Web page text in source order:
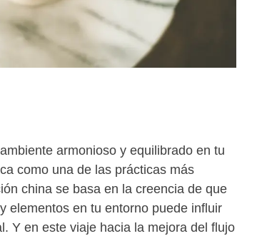
armonioso y equilibrado en tu
como una de las prácticas más
china se basa en la creencia de que
elementos en tu entorno puede influir
Y en este viaje hacia la mejora del flujo